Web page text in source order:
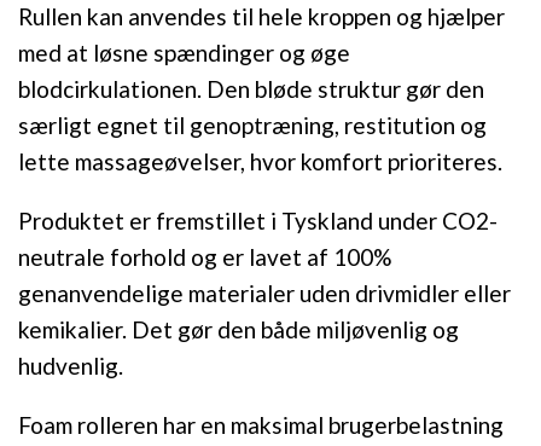
Rullen kan anvendes til hele kroppen og hjælper
med at løsne spændinger og øge
blodcirkulationen. Den bløde struktur gør den
særligt egnet til genoptræning, restitution og
lette massageøvelser, hvor komfort prioriteres.
Produktet er fremstillet i Tyskland under CO2-
neutrale forhold og er lavet af 100%
genanvendelige materialer uden drivmidler eller
kemikalier. Det gør den både miljøvenlig og
hudvenlig.
Foam rolleren har en maksimal brugerbelastning